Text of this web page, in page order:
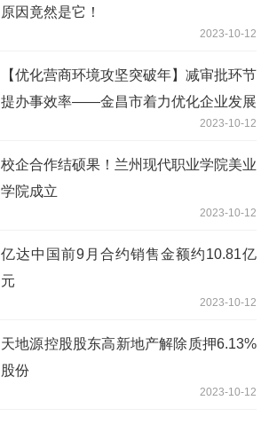
原因竟然是它！
2023-10-12
【优化营商环境攻坚突破年】减审批环节
提办事效率——金昌市着力优化企业发展
2023-10-12
校企合作结硕果！兰州现代职业学院美业
学院成立
2023-10-12
亿达中国前9月合约销售金额约10.81亿
元
2023-10-12
天地源控股股东高新地产解除质押6.13%
股份
2023-10-12